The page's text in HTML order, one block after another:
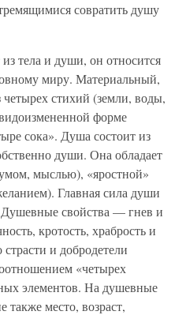
совратить душу
тела и души, он относится
миру. Материальный,
стихий (земли, воды,
форме
сока». Душа состоит из
души. Она обладает
мыслью), «яростной»
Главная сила души
свойства — гнев и
кротость, храбрость и
страсти и добродетели
«четырех
элементов. На душевные
также место, возраст,